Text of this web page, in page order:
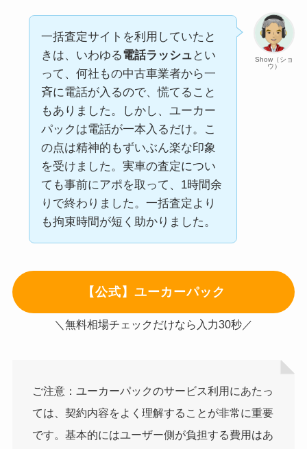
Show（ショ
ウ）
一括査定サイトを利用していたと
きは、いわゆる電話ラッシュ とい
って、何社もの中古車業者から一
斉に電話が入るので、慌てること
もありました。しかし、ユーカー
パックは電話が一本入るだけ。こ
の点は精神的もずいぶん楽な印象
を受けました。実車の査定につい
ても事前にアポを取って、1時間余
りで終わりました。一括査定より
も拘束時間が短く助かりました。
【公式】ユーカーパック
＼無料相場チェックだけなら入力30秒／
ご注意：ユーカーパックのサービス利用にあたっ
ては、契約内容をよく理解することが非常に重要
です。基本的にはユーザー側が負担する費用はあ